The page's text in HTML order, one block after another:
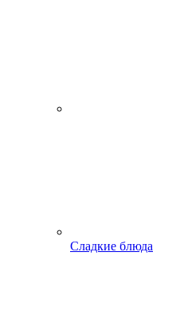
Сладкие блюда